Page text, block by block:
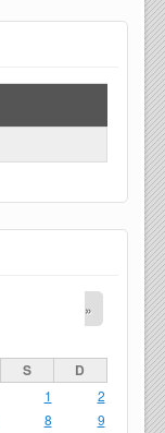
»
S D
1
2
8
9